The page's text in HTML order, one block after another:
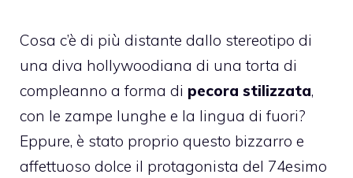
Cosa c’è di più distante dallo stereotipo di
una diva hollywoodiana di una torta di
compleanno a forma di pecora stilizzata,
con le zampe lunghe e la lingua di fuori?
Eppure, è stato proprio questo bizzarro e
affettuoso dolce il protagonista del 74esimo